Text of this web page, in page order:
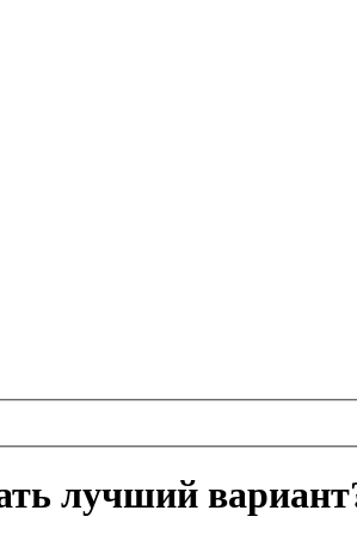
лучший